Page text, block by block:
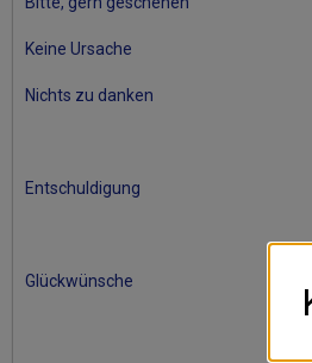
Keine Ursache
Nichts zu danken
Entschuldigung
Glückwünsche